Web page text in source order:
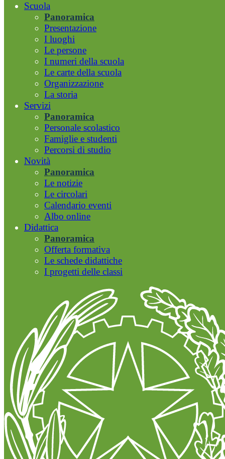
Scuola
Panoramica
Presentazione
I luoghi
Le persone
I numeri della scuola
Le carte della scuola
Organizzazione
La storia
Servizi
Panoramica
Personale scolastico
Famiglie e studenti
Percorsi di studio
Novità
Panoramica
Le notizie
Le circolari
Calendario eventi
Albo online
Didattica
Panoramica
Offerta formativa
Le schede didattiche
I progetti delle classi